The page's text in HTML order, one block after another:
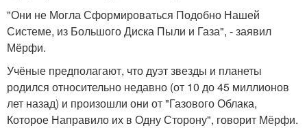
"Они не Могла Сформироваться Подобно Нашей
Системе, из Большого Диска Пыли и Газа", - заявил
Мёрфи.
Учёные предполагают, что дуэт звезды и планеты
родился относительно недавно (от 10 до 45 миллионов
лет назад) и произошли они от "Газового Облака,
Которое Направило их в Одну Сторону", говорит Мёрфи.